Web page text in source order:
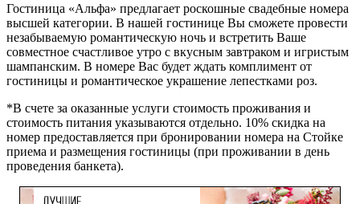
Гостиница «Альфа» предлагает роскошные свадебные номера
высшей категории. В нашей гостинице Вы сможете провести
незабываемую романтическую ночь и встретить Ваше
совместное счастливое утро с вкусным завтраком и игристым
шампанским. В номере Вас будет ждать комплимент от
гостиницы и романтическое украшение лепестками роз.
*В счете за оказанные услуги стоимость проживания и
стоимость питания указываются отдельно. 10% скидка на
номер предоставляется при бронировании номера на Стойке
приема и размещения гостиницы (при проживании в день
проведения банкета).